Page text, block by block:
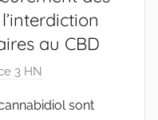
au CBD
3 HN
sont